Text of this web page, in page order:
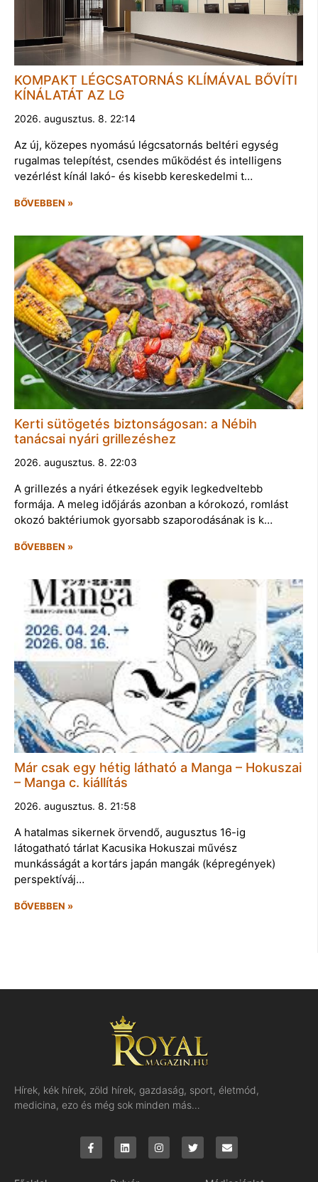
KOMPAKT LÉGCSATORNÁS KLÍMÁVAL BŐVÍTI
KÍNÁLATÁT AZ LG
2026. augusztus. 8. 22:14
Az új, közepes nyomású légcsatornás beltéri egység
rugalmas telepítést, csendes működést és intelligens
vezérlést kínál lakó- és kisebb kereskedelmi t…
BŐVEBBEN »
Kerti sütögetés biztonságosan: a Nébih
tanácsai nyári grillezéshez
2026. augusztus. 8. 22:03
A grillezés a nyári étkezések egyik legkedveltebb
formája. A meleg időjárás azonban a kórokozó, romlást
okozó baktériumok gyorsabb szaporodásának is k…
BŐVEBBEN »
Már csak egy hétig látható a Manga – Hokuszai
– Manga c. kiállítás
2026. augusztus. 8. 21:58
A hatalmas sikernek örvendő, augusztus 16-ig
látogatható tárlat Kacusika Hokuszai művész
munkásságát a kortárs japán mangák (képregények)
perspektíváj…
BŐVEBBEN »
Hírek, kék hírek, zöld hírek, gazdaság, sport, életmód,
medicina, ezo és még sok minden más…